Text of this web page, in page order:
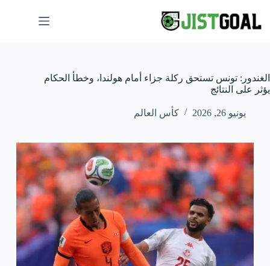
المحتوى
الغندور: تونس تستحق ركلة جزاء أمام هولندا، وخطأ الحكام
يؤثر على النتائج
يونيو 26, 2026 كأس العالم